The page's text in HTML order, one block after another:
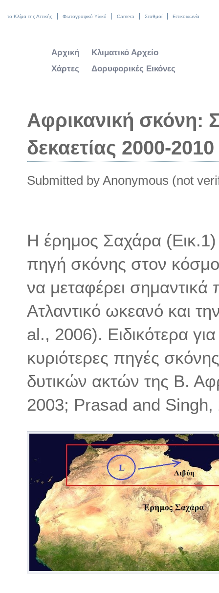
το Κλίμα της Αττικής Φωτογραφικό Υλικό Camera Σταθμοί Επικοινωνία
Αρχική
Κλιματικό Αρχείο
Χάρτες
Δορυφορικές Εικόνες
Αφρικανική σκόνη:
δεκαετίας 2000-2010
Submitted by Anonymous (not
Η έρημος Σαχάρα (Εικ.1)
πηγή σκόνης στον
να μεταφέρει
Ατλαντικό ωκεανό και
al., 2006). Ειδικότερα
κυριότερες πηγές
δυτικών ακτών της Β.
2003; Prasad and Singh,